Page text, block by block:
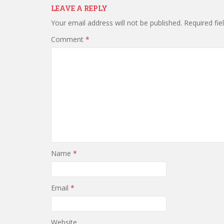
LEAVE A REPLY
Your email address will not be published. Required
Comment *
Name *
Email *